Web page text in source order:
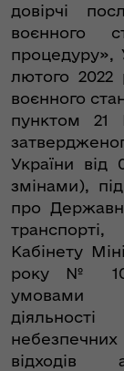
довірчі
воєнного
процедуру»,
лютого
воєнного
пунктом 21
України
змінами),
про
Кабінету
року № 103
умовами
відходів